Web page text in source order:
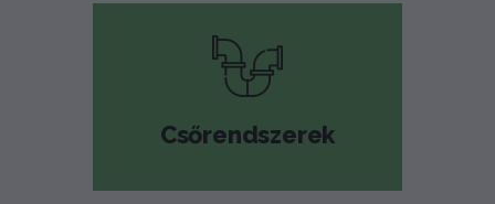
Csőrendszerek